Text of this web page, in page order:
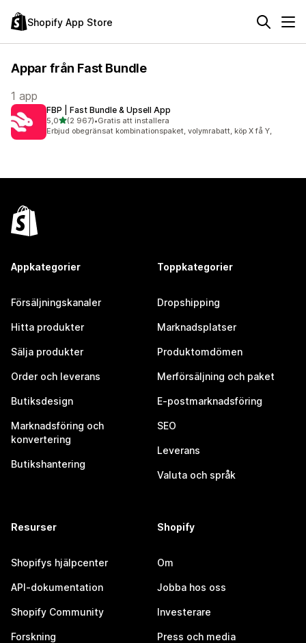
Shopify App Store
Appar från Fast Bundle
1 app
FBP | Fast Bundle & Upsell App
5,0av 5 stjärnor
(2 967)
2967 recensioner totalt
•Gratis att installera
Erbjud obegränsat kombinationspaket, volymrabatt, köp X få Y,
Appkategorier
Försäljningskanaler
Hitta produkter
Sälja produkter
Order och leverans
Butiksdesign
Marknadsföring och
konvertering
Butikshantering
Toppkategorier
Dropshipping
Marknadsplatser
Produktomdömen
Merförsäljning och paket
E-postmarknadsföring
SEO
Leverans
Valuta och språk
Resurser
Shopifys hjälpcenter
API-dokumentation
Shopify Community
Forskning
Shopify
Om
Jobba hos oss
Investerare
Press och media